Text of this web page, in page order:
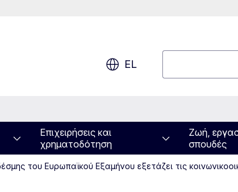
EL
Επιχειρήσεις και
χρηματοδότηση
Ζωή,
σπουδές
του Ευρωπαϊκού Εξαμήνου εξετάζει τις